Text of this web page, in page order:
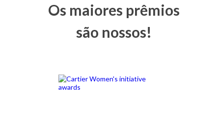
Os maiores prêmios
são nossos!